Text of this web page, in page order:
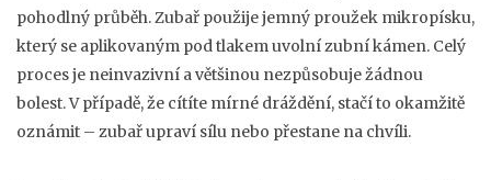
pohodlný průběh. Zubař použije jemný proužek mikropísku,
který se aplikovaným pod tlakem uvolní zubní kámen. Celý
proces je neinvazivní a většinou nezpůsobuje žádnou
bolest. V případě, že cítíte mírné dráždění, stačí to okamžitě
oznámit – zubař upraví sílu nebo přestane na chvíli.